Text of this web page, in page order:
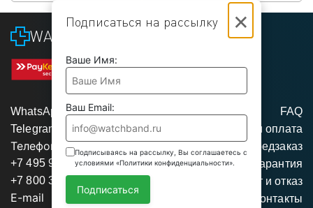
×
Подписаться на рассылку
Ваше Имя:
Ваш Email:
Подписываясь на рассылку, Вы соглашаетесь с
условиями «Политики конфиденциальности».
Подписаться
WATCHBAND
WhatsApp
Telegram
Телефоны
+7 495 975 95 35
+7 800 350 34 04
E-mail
FAQ
Доставка и оплата
Предзаказ
Гарантия
Возврат и отказ
Контакты